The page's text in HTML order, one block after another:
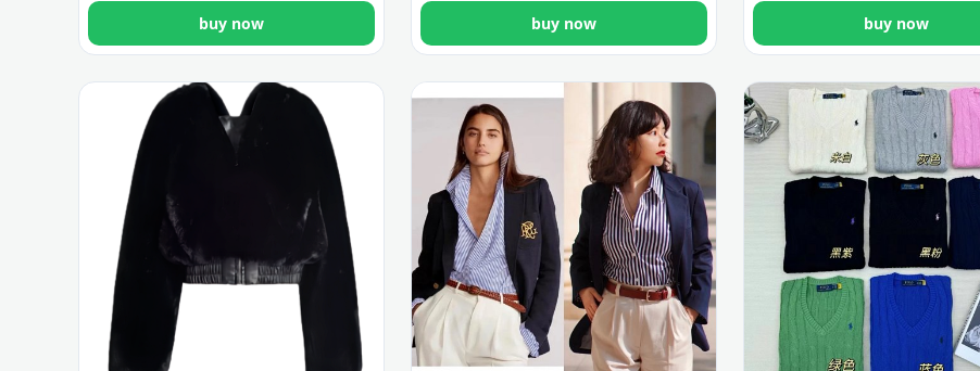
buy now
buy now
buy now